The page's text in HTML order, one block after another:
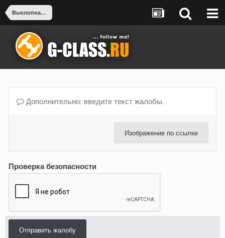
Выхлопная система
Дополнительно: введите текст жалобы.
Изображение по ссылке
Проверка безопасности
Отправить жалобу